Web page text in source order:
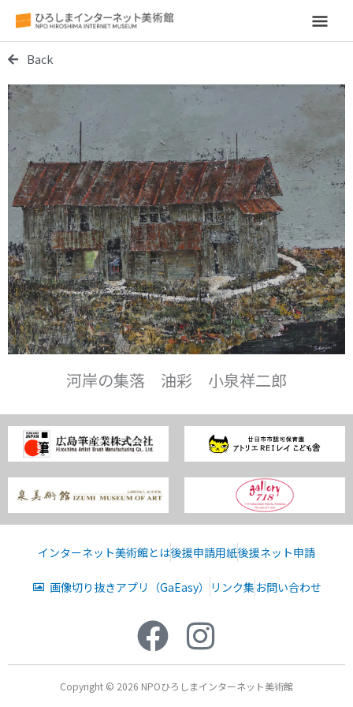
メ
ン
メ
ニ
ュ
ー
Back
河岸の集落 油彩 小泉祥二郎
インターネット美術館とは後援申請用紙後援ネット申請
画像切り抜きアプリ（GaEasy） リンク集 お問い合わせ
Copyright © 2026 NPOひろしまインターネット美術館